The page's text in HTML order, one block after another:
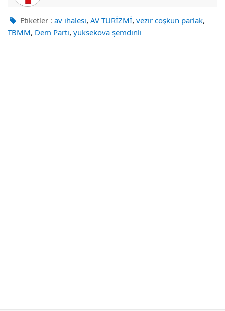
Etiketler : av ihalesi, AV TURİZMİ, vezir coşkun parlak,
TBMM, Dem Parti, yüksekova şemdinli